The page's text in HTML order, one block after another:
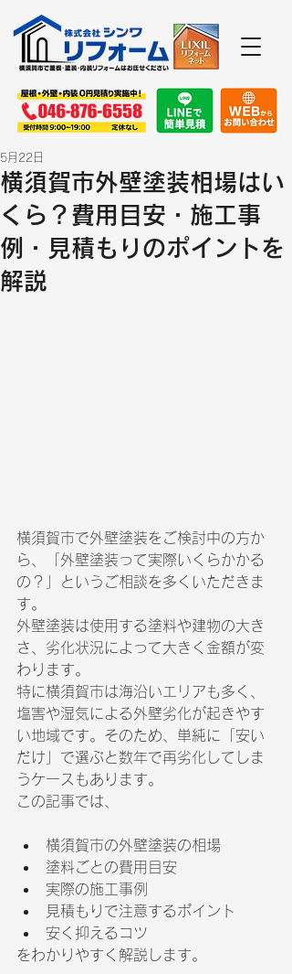
横須賀市外壁塗装相場はい
くら？費用目安・施工事
例・見積もりのポイントを
解説
5月22日
横須賀市で外壁塗装をご検討中の方か
ら、「外壁塗装って実際いくらかかる
の？」というご相談を多くいただきま
す。
外壁塗装は使用する塗料や建物の大き
さ、劣化状況によって大きく金額が変
わります。
特に横須賀市は海沿いエリアも多く、
塩害や湿気による外壁劣化が起きやす
い地域です。そのため、単純に「安い
だけ」で選ぶと数年で再劣化してしま
うケースもあります。
この記事では、
横須賀市の外壁塗装の相場
塗料ごとの費用目安
実際の施工事例
見積もりで注意するポイント
安く抑えるコツ
をわかりやすく解説します。